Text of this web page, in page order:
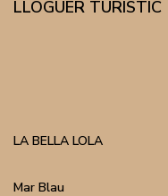
LLOGUER TURÍSTIC
LA BELLA LOLA
Mar Blau